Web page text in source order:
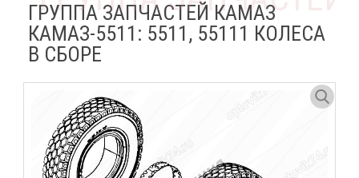
ГРУППА ЗАПЧАСТЕЙ КАМАЗ
КАМАЗ-5511: 5511, 55111 КОЛЕСА
В СБОРЕ